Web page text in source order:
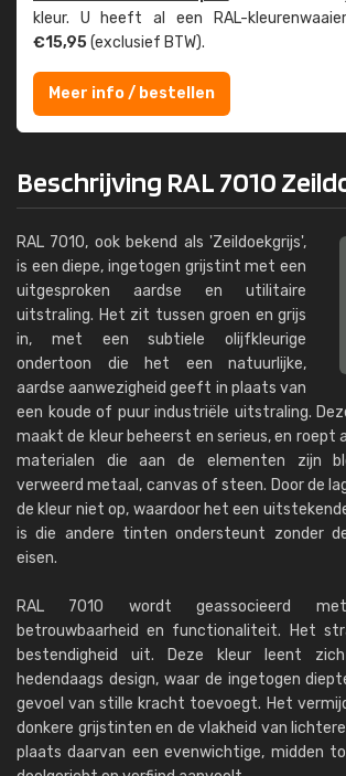
kleur. U heeft al een RAL-
€15,95(exclusief BTW).
Meer info / bestellen
Beschrijving RAL 7010
RAL 7010, ook bekend als 'Zeildoekgrijs',
is een diepe, ingetogen grijstint met een
uitgesproken aardse en utilitaire
uitstraling. Het zit tussen groen en grijs
in, met een subtiele olijfkleurige
ondertoon die het een natuurlijke,
aardse aanwezigheid geeft in plaats van
een koude of puur industriële uitstraling.
maakt de kleur beheerst en serieus, en roept
materialen die aan de elementen zijn
verweerd metaal, canvas of steen. Door de
de kleur niet op, waardoor het een
is die andere tinten ondersteunt zonder
eisen.
RAL 7010 wordt geassocieerd met
betrouwbaarheid en functionaliteit. Het
bestendigheid uit. Deze kleur leent
hedendaags design, waar de ingetogen
gevoel van stille kracht toevoegt. Het
donkere grijstinten en de vlakheid van
plaats daarvan een evenwichtige, midden